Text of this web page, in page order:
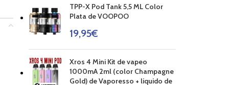
TPP-X Pod Tank 5,5 ML Color
Plata de VOOPOO
19,95€
Xros 4 Mini Kit de vapeo
1000mA 2ml (color Champagne
Gold) de Vaporesso + liquido de